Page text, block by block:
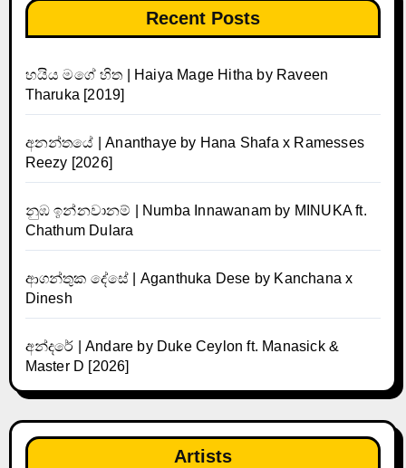
Recent Posts
හයිය මගේ හිත | Haiya Mage Hitha by Raveen
Tharuka [2019]
අනන්තයේ | Ananthaye by Hana Shafa x Ramesses
Reezy [2026]
නුඹ ඉන්නවානම් | Numba Innawanam by MINUKA ft.
Chathum Dulara
ආගන්තුක දේසේ | Aganthuka Dese by Kanchana x
Dinesh
අන්දරේ | Andare by Duke Ceylon ft. Manasick &
Master D [2026]
Artists